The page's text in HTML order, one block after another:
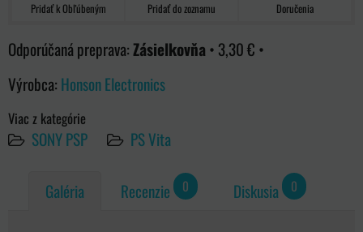
Pridať k Obľúbeným Pridať do zoznamu Doručenia
Zásielkovňa• 3,30 € •
Výrobca: Honson Electronics
Viac z kategórie
SONY PSP PS Vita
Galéria Recenzie 0 Diskusia 0